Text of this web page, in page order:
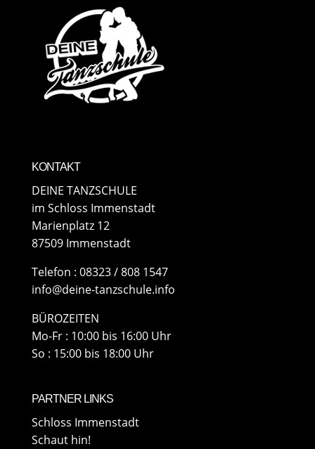
KONTAKT
DEINE TANZSCHULE
im Schloss Immenstadt
Marienplatz 12
87509 Immenstadt
​Telefon : 08323 / 808 1547
info@deine-tanzschule.info
BÜROZEITEN
Mo-Fr : 10:00 bis 16:00 Uhr
So : 15:00 bis 18:00 Uhr
PARTNER LINKS
Schloss Immenstadt
Schaut hin!